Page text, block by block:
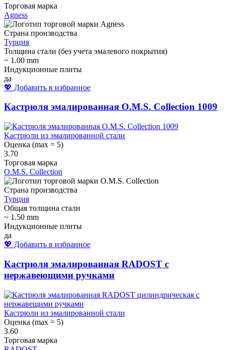
Торговая марка
Agness
Страна производства
Турция
Толщина стали (без учета эмалевого покрытия)
~ 1.00 mm
Индукционные плиты
да
💖 Добавить в избранное
Кастрюля эмалированная O.M.S. Collection 1009
Кастрюли из эмалированной стали
Оценка (max = 5)
3.70
Торговая марка
O.M.S. Collection
Страна производства
Турция
Общая толщина стали
~ 1.50 mm
Индукционные плиты
да
💖 Добавить в избранное
Кастрюля эмалированная RADOST с
нержавеющими ручками
Кастрюли из эмалированной стали
Оценка (max = 5)
3.60
Торговая марка